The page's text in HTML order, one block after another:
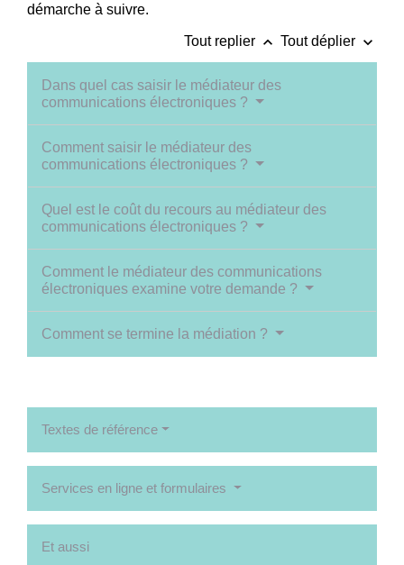
démarche à suivre.
Tout replier keyboard_arrow_up Tout déplier keyboard_arrow_down
Dans quel cas saisir le médiateur des
communications électroniques ?
Comment saisir le médiateur des
communications électroniques ?
Quel est le coût du recours au médiateur des
communications électroniques ?
Comment le médiateur des communications
électroniques examine votre demande ?
Comment se termine la médiation ?
Textes de référence
Services en ligne et formulaires
Et aussi